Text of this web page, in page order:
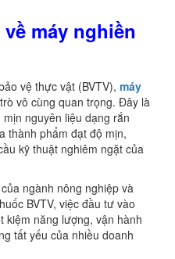
máy nghiền
vệ thực vật (BVTV), máy
vô cùng quan trọng. Đây là
nguyên liệu dạng rắn
thành phẩm đạt độ mịn,
kỹ thuật nghiêm ngặt của
ngành nông nghiệp và
BVTV, việc đầu tư vào
kiệm năng lượng, vận hành
tất yếu của nhiều doanh